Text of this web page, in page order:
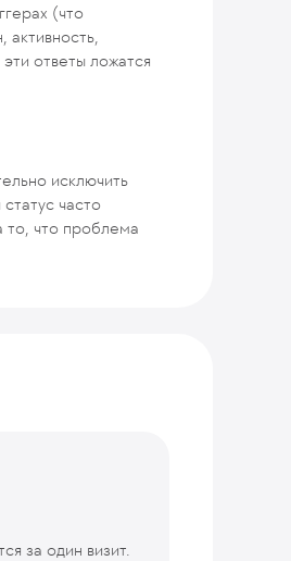
(что
ответы ложатся
исключить
часто
то, что проблема
за один визит.